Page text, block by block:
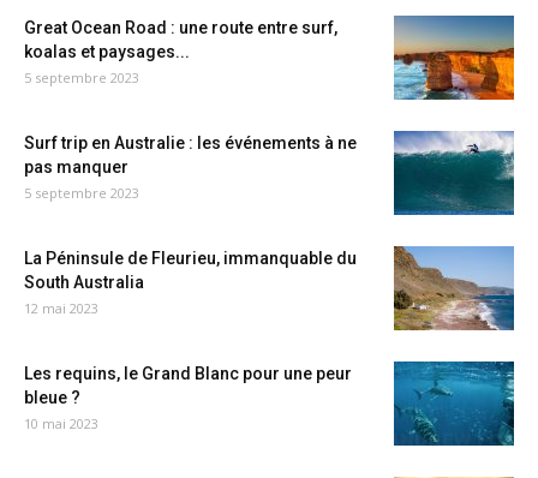
Great Ocean Road : une route entre surf,
koalas et paysages...
5 septembre 2023
Surf trip en Australie : les événements à ne
pas manquer
5 septembre 2023
La Péninsule de Fleurieu, immanquable du
South Australia
12 mai 2023
Les requins, le Grand Blanc pour une peur
bleue ?
10 mai 2023